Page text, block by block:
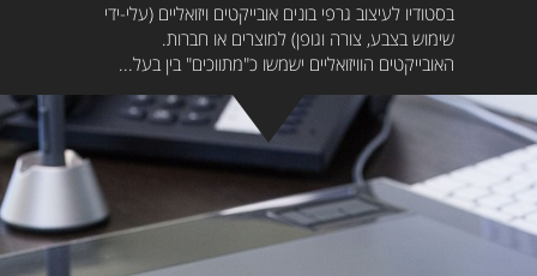
בסטודיו לעיצוב גרפי בונים אובייקטים ויזואליים (עלי-ידי
שימוש בצבע, צורה וגופן) למוצרים או חברות.
האובייקטים הוויזואליים ישמשו כ"מתווכים" בין בעל...